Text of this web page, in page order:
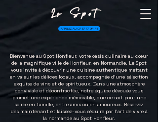
Le Spot
APPELEZ AU 07 57 77 94 43
Bienvenue au Spot Honfleur, votre oasis culinaire au cœur
de la magnifique ville de Honfleur, en Normandie. Le Spot
vous invite à découvrir une cuisine authentique mettant
en valeur les délices locaux, accompagnée d'une sélection
exquise de vins et de spiritueux. Dans une atmosphère
conviviale et décontractée, notre équipe dévouée vous
promet une expérience mémorable, que ce soit pour une
soirée en famille, entre amis ou en amoureux. Réservez
dès maintenant et laissez-vous séduire par l'art de vivre à
la normande au Spot Honfleur.